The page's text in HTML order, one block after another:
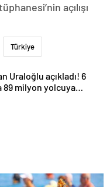
açılışı
Türkiye
Uraloğlu açıkladı! 6
89 milyon yolcuya